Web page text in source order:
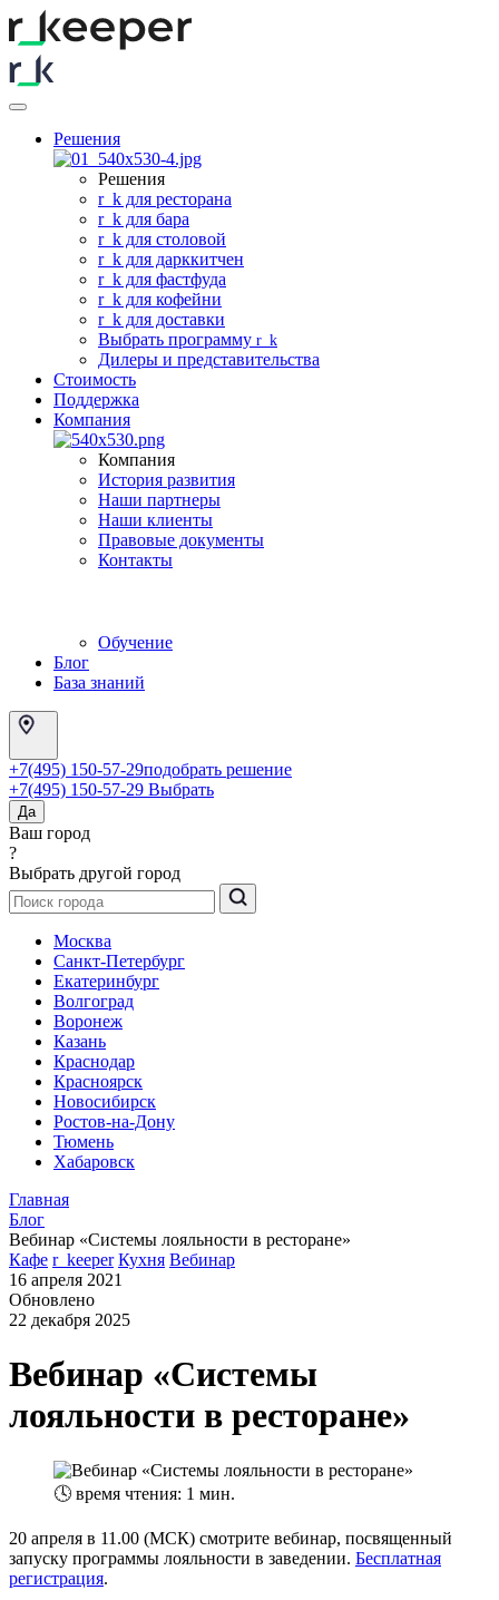
Решения
Решения
r_ k для ресторана
r_ k для бара
r_ k для столовой
r_ k для дарккитчен
r_ k для фастфуда
r_ k для кофейни
r_ k для доставки
Выбрать программу r k
Дилеры и представительства
Стоимость
Поддержка
Компания
Компания
История развития
Наши партнеры
Наши клиенты
Правовые документы
Контакты
Обучение
Блог
База знаний
+7(495) 150-57-29подобрать решение
+7(495) 150-57-29 Выбрать
Да
Ваш город
?
Выбрать другой город
Москва
Санкт-Петербург
Екатеринбург
Волгоград
Воронеж
Казань
Краснодар
Красноярск
Новосибирск
Ростов-на-Дону
Тюмень
Хабаровск
Главная
Блог
Вебинар «Системы лояльности в ресторане»
Кафе r_keeper Кухня Вебинар
16 апреля 2021
Обновлено
22 декабря 2025
Вебинар «Системы
лояльности в ресторане»
🕓 время чтения: 1 мин.
20 апреля в 11.00 (МСК) смотрите вебинар, посвященный
запуску программы лояльности в заведении. Бесплатная
регистрация.